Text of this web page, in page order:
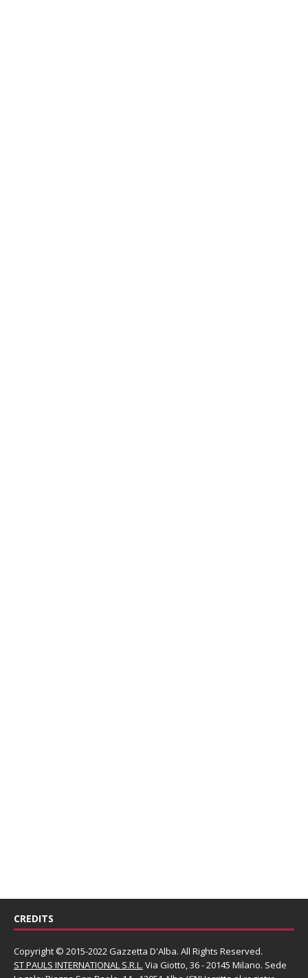
CREDITS
Copyright © 2015-2022 Gazzetta D'Alba. All Rights Reserved.
ST PAULS INTERNATIONAL S.R.L. Via Giotto, 36 - 20145 Milano. Sede